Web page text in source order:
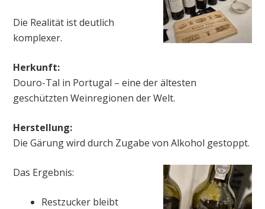
Die Realität ist deutlich
komplexer.
Herkunft:
Douro-Tal in Portugal – eine der ältesten
geschützten Weinregionen der Welt.
Herstellung:
Die Gärung wird durch Zugabe von Alkohol gestoppt.
Das Ergebnis:
Restzucker bleibt